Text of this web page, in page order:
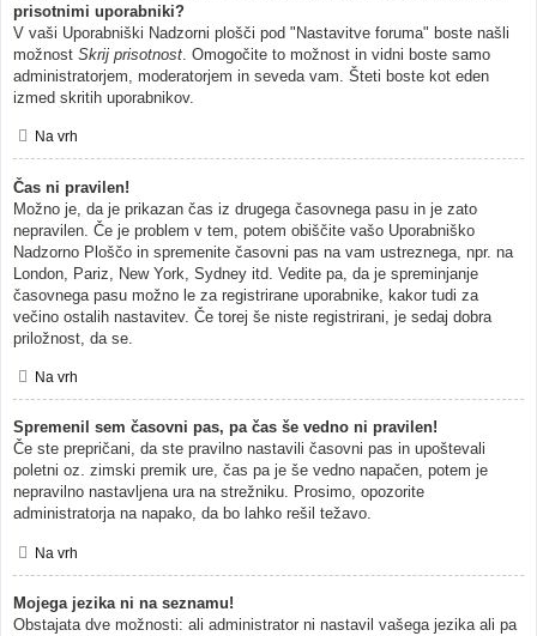
prisotnimi uporabniki?
V vaši Uporabniški Nadzorni plošči pod "Nastavitve foruma" boste našli
možnost Skrij prisotnost . Omogočite to možnost in vidni boste samo
administratorjem, moderatorjem in seveda vam. Šteti boste kot eden
izmed skritih uporabnikov.
Na vrh
Čas ni pravilen!
Možno je, da je prikazan čas iz drugega časovnega pasu in je zato
nepravilen. Če je problem v tem, potem obiščite vašo Uporabniško
Nadzorno Ploščo in spremenite časovni pas na vam ustreznega, npr. na
London, Pariz, New York, Sydney itd. Vedite pa, da je spreminjanje
časovnega pasu možno le za registrirane uporabnike, kakor tudi za
večino ostalih nastavitev. Če torej še niste registrirani, je sedaj dobra
priložnost, da se.
Na vrh
Spremenil sem časovni pas, pa čas še vedno ni pravilen!
Če ste prepričani, da ste pravilno nastavili časovni pas in upoštevali
poletni oz. zimski premik ure, čas pa je še vedno napačen, potem je
nepravilno nastavljena ura na strežniku. Prosimo, opozorite
administratorja na napako, da bo lahko rešil težavo.
Na vrh
Mojega jezika ni na seznamu!
Obstajata dve možnosti: ali administrator ni nastavil vašega jezika ali pa